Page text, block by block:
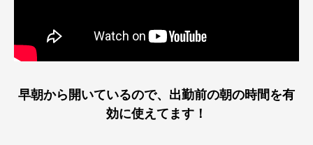
早朝から開いているので、出勤前の朝の時間を有
効に使えてます！